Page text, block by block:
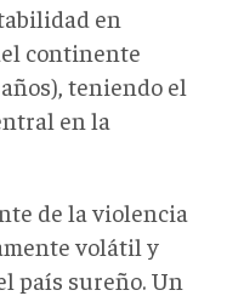
en
continente
teniendo el
en la
de la violencia
volátil y
país sureño. Un